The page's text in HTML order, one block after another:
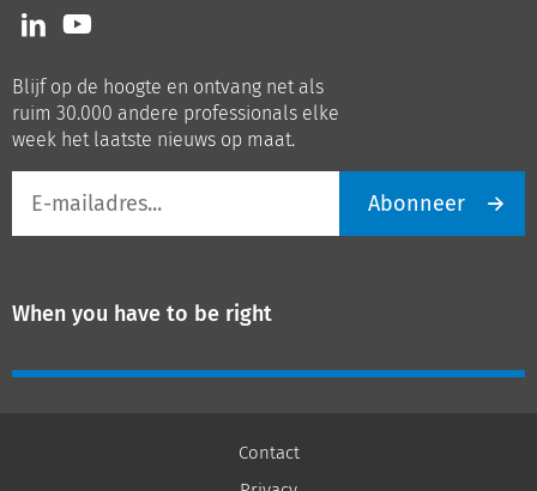
Volg
ons
LinkedIn
Volg
ons
Youtube
Blijf op de hoogte en ontvang net als
ruim 30.000 andere professionals elke
week het laatste nieuws op maat.
mailadres
Abonneer
When you have to be right
Contact